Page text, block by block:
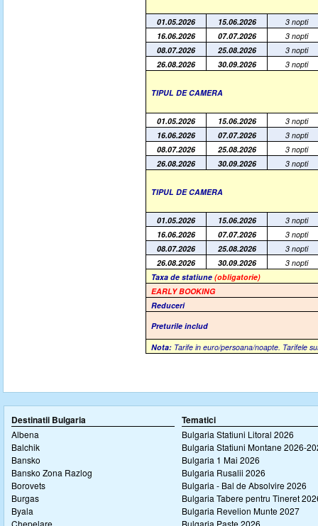
01.05.2026 15.06.2026
3 nopti
16.06.2026
07.07.2026
3 nopti
08.07.2026
25.08.2026
3 nopti
26.08.2026
30.09.2026 3 nopti
TIPUL DE CAMERA
01.05.2026 15.06.2026
3 nopti
16.06.2026
07.07.2026
3 nopti
08.07.2026
25.08.2026
3 nopti
26.08.2026
30.09.2026 3 nopti
TIPUL DE CAMERA
01.05.2026 15.06.2026
3 nopti
16.06.2026
07.07.2026
3 nopti
08.07.2026
25.08.2026
3 nopti
26.08.2026
30.09.2026
3 nopti
Taxa de statiune(obligatorie)
EARLY BOOKING
Reduceri
Preturile includ
Nota: Tarife in euro/persoana/noapte. Tarifele
Destinatii Bulgaria
Albena
Balchik
Bansko
Bansko Zona Razlog
Borovets
Burgas
Byala
Chepelare
Tematici
Bulgaria Statiuni Litoral 2026
Bulgaria Statiuni Montane 2026-
Bulgaria 1 Mai 2026
Bulgaria Rusalii 2026
Bulgaria - Bal de Absolvire 2026
Bulgaria Tabere pentru Tineret
Bulgaria Revelion Munte 2027
Bulgaria Paste 2026